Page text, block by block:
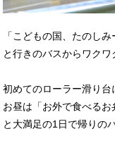
「こどもの国、たのし
と行きのバスからワクワ
初めてのローラー滑り台
お昼は「お外で食べるお
と大満足の1日で帰りの
な